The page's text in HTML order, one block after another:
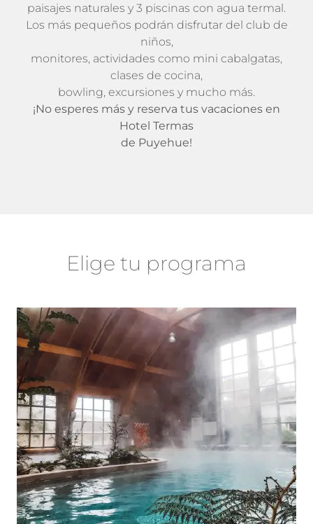
paisajes naturales y 3 piscinas con agua termal.
Los más pequeños podrán disfrutar del club de
niños,
monitores, actividades como mini cabalgatas,
clases de cocina,
bowling, excursiones y mucho más.
¡No esperes más y reserva tus vacaciones en
Hotel Termas
de Puyehue!
Elige tu programa